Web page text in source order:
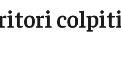
colpiti